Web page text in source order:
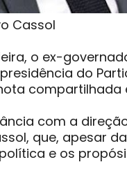
Cassol
o ex-
do
compartilhada
com a
que, apesar
e os